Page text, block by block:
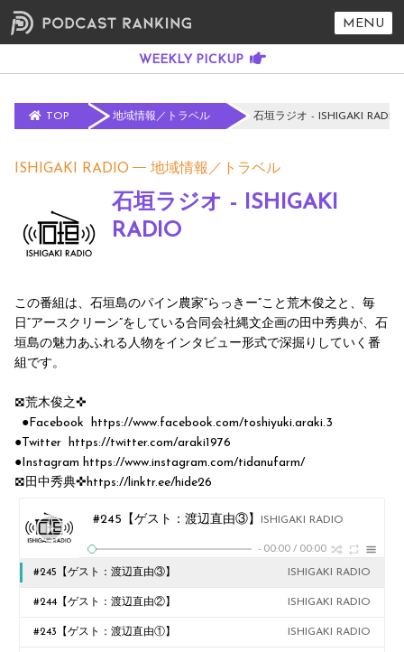
MENU
TOP 地域情報／トラベル 石垣ラジオ - ISHIGAKI RADIO
ISHIGAKI RADIO 地域情報／トラベル
石垣ラジオ - ISHIGAKI
RADIO
この番組は、石垣島のパイン農家”らっきー”こと荒木俊之と、毎
日“アースクリーン”をしている合同会社縄文企画の田中秀典が、石
垣島の魅力あふれる人物をインタビュー形式で深掘りしていく番
組です。
𖣯荒木俊之✜
●Facebook https://www.facebook.com/toshiyuki.araki.3
●Twitter https://twitter.com/araki1976
●Instagram https://www.instagram.com/tidanufarm/
𖣯田中秀典✜ https://linktr.ee/hide26
#245【ゲスト：渡辺直由③】 ISHIGAKI RADIO
- 00:00 / 00:00
#245【ゲスト：渡辺直由③】 ISHIGAKI RADIO
#244【ゲスト：渡辺直由②】 ISHIGAKI RADIO
#243【ゲスト：渡辺直由①】 ISHIGAKI RADIO